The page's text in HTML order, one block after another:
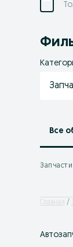
Все
Главная